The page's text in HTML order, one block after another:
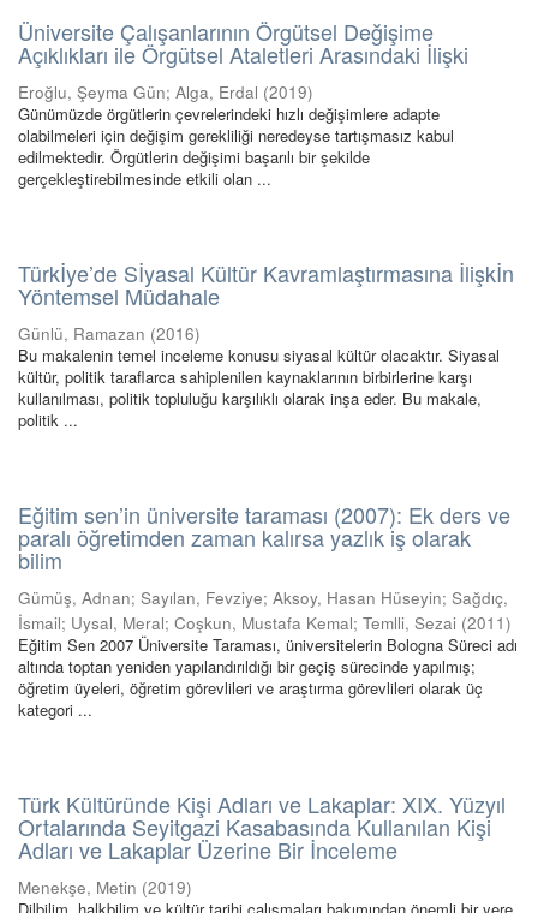
Üniversite Çalışanlarının Örgütsel Değişime
Açıklıkları ile Örgütsel Ataletleri Arasındaki İlişki
Eroğlu, Şeyma Gün; Alga, Erdal (2019)
Günümüzde örgütlerin çevrelerindeki hızlı değişimlere adapte
olabilmeleri için değişim gerekliliği neredeyse tartışmasız kabul
edilmektedir. Örgütlerin değişimi başarılı bir şekilde
gerçekleştirebilmesinde etkili olan ...
Türkİye’de Sİyasal Kültür Kavramlaştırmasına İlişkİn
Yöntemsel Müdahale
Günlü, Ramazan (2016)
Bu makalenin temel inceleme konusu siyasal kültür olacaktır. Siyasal
kültür, politik taraflarca sahiplenilen kaynaklarının birbirlerine karşı
kullanılması, politik topluluğu karşılıklı olarak inşa eder. Bu makale,
politik ...
Eğitim sen’in üniversite taraması (2007): Ek ders ve
paralı öğretimden zaman kalırsa yazlık iş olarak
bilim
Gümüş, Adnan; Sayılan, Fevziye; Aksoy, Hasan Hüseyin; Sağdıç,
İsmail; Uysal, Meral; Coşkun, Mustafa Kemal; Temlli, Sezai (2011)
Eğitim Sen 2007 Üniversite Taraması, üniversitelerin Bologna Süreci adı
altında toptan yeniden yapılandırıldığı bir geçiş sürecinde yapılmış;
öğretim üyeleri, öğretim görevlileri ve araştırma görevlileri olarak üç
kategori ...
Türk Kültüründe Kişi Adları ve Lakaplar: XIX. Yüzyıl
Ortalarında Seyitgazi Kasabasında Kullanılan Kişi
Adları ve Lakaplar Üzerine Bir İnceleme
Menekşe, Metin (2019)